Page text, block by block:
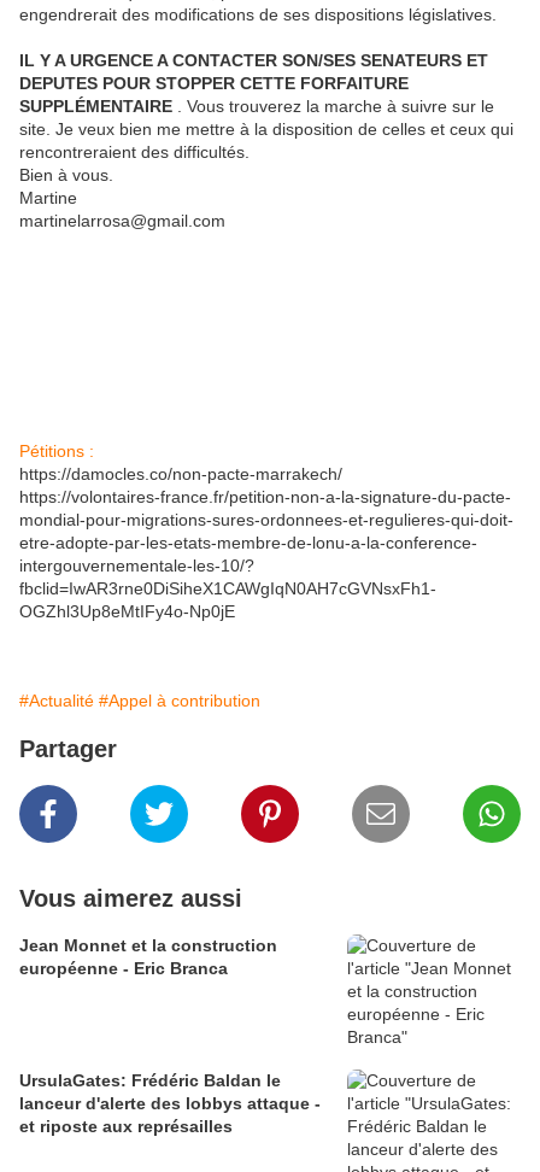
engendrerait des modifications de ses dispositions législatives.
IL Y A URGENCE A CONTACTER SON/SES SENATEURS ET
DEPUTES POUR STOPPER CETTE FORFAITURE
SUPPLÉMENTAIRE . Vous trouverez la marche à suivre sur le
site. Je veux bien me mettre à la disposition de celles et ceux qui
rencontreraient des difficultés.
Bien à vous.
Martine
martinelarrosa@gmail.com
Pétitions :
https://damocles.co/non-pacte-marrakech/
https://volontaires-france.fr/petition-non-a-la-signature-du-pacte-
mondial-pour-migrations-sures-ordonnees-et-regulieres-qui-doit-
etre-adopte-par-les-etats-membre-de-lonu-a-la-conference-
intergouvernementale-les-10/?
fbclid=IwAR3rne0DiSiheX1CAWgIqN0AH7cGVNsxFh1-
OGZhl3Up8eMtIFy4o-Np0jE
#Actualité #Appel à contribution
Partager
Vous aimerez aussi
Jean Monnet et la construction
européenne - Eric Branca
UrsulaGates: Frédéric Baldan le
lanceur d'alerte des lobbys attaque -
et riposte aux représailles